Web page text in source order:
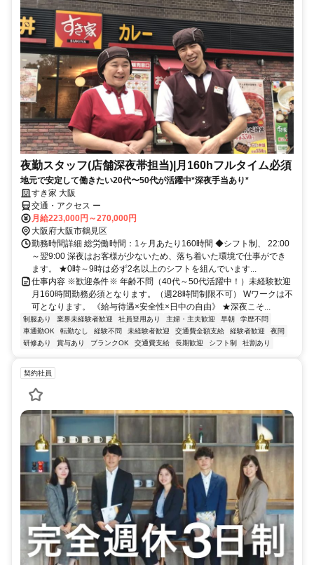
夜勤スタッフ(店舗深夜帯担当)|月160hフルタイム必須
地元で安定して働きたい20代〜50代が活躍中*深夜手当あり*
すき家 大阪
交通・アクセス ー
月給223,000円～270,000円
大阪府大阪市鶴見区
勤務時間詳細 総労働時間：1ヶ月あたり160時間 ◆シフト制、 22:00
～翌9:00 深夜はお客様が少ないため、落ち着いた環境で仕事ができ
ます。 ★0時～9時は必ず2名以上のシフトを組んでいます...
仕事内容 ※歓迎条件※ 年齢不問（40代～50代活躍中！）未経験歓迎
月160時間勤務必須となります。（週28時間制限不可） Wワークは不
可となります。 《給与待遇×安全性×日中の自由》 ★深夜こそ...
制服あり 業界未経験者歓迎 社員登用あり 主婦・主夫歓迎 早朝
学歴不問
車通勤OK
転勤なし 経験不問 未経験者歓迎 交通費全額支給 経験者歓迎
夜間
研修あり
賞与あり ブランクOK 交通費支給 長期歓迎 シフト制 社割あり
契約社員